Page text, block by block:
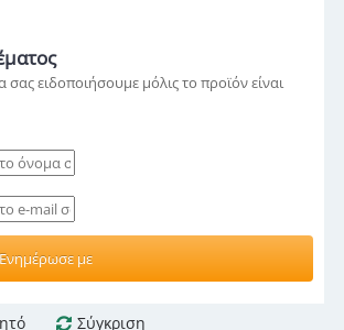
ειδοποιήσουμε μόλις το προϊόν είναι
Ενημέρωσε με
Σύγκριση